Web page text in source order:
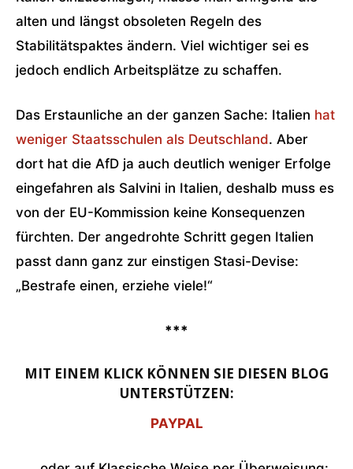
alten und längst obsoleten Regeln des
Stabilitätspaktes ändern. Viel wichtiger sei es
jedoch endlich Arbeitsplätze zu schaffen.
Das Erstaunliche an der ganzen Sache: Italien hat
weniger Staatsschulen als Deutschland. Aber
dort hat die AfD ja auch deutlich weniger Erfolge
eingefahren als Salvini in Italien, deshalb muss es
von der EU-Kommission keine Konsequenzen
fürchten. Der angedrohte Schritt gegen Italien
passt dann ganz zur einstigen Stasi-Devise:
„Bestrafe einen, erziehe viele!“
***
MIT EINEM KLICK KÖNNEN SIE DIESEN BLOG
UNTERSTÜTZEN:
PAYPAL